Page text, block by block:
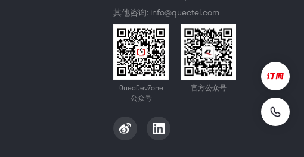
其他咨询: info@quectel.com
QuecDevZone
公众号
官方公众号